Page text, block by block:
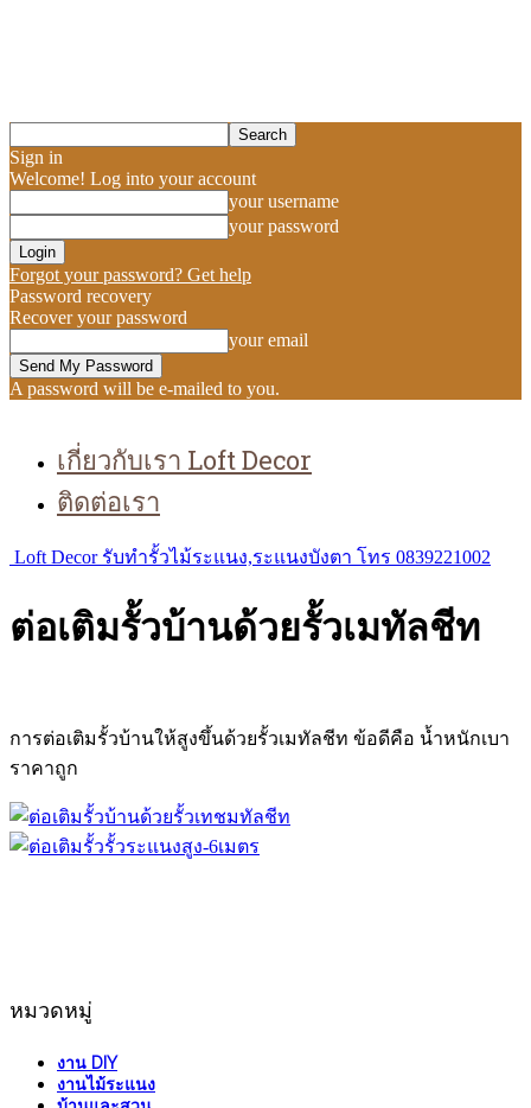
Sign in
Welcome! Log into your account
your username
your password
Forgot your password? Get help
Password recovery
Recover your password
your email
A password will be e-mailed to you.
เกี่ยวกับเรา Loft Decor
ติดต่อเรา
Loft Decor รับทำรั้วไม้ระแนง,ระแนงบังตา โทร 0839221002
ต่อเติมรั้วบ้านด้วยรั้วเมทัลชีท
การต่อเติมรั้วบ้านให้สูงขึ้นด้วยรั้วเมทัลชีท ข้อดีคือ น้ำหนักเบา
ราคาถูก
หมวดหมู่
งาน DIY
งานไม้ระแนง